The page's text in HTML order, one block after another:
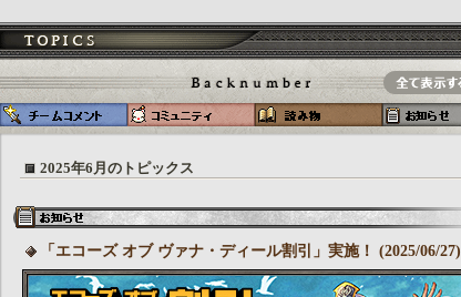
2025年6月のトピックス
「エコーズ オブ ヴァナ・ディール割引」実施！ (2025/06/27)